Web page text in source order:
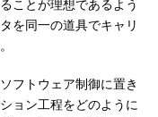
ことが理想であるよう
を同一の道具でキャリ
フトウェア制御に置き
ョン工程をどのように